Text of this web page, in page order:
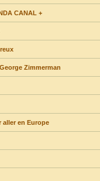
CANAL +
Zimmerman
en Europe